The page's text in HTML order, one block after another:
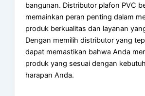
bangunan. Distributor plafon PVC
memainkan peran penting dalam
produk berkualitas dan layanan
Dengan memilih distributor yang
dapat memastikan bahwa Anda
produk yang sesuai dengan
harapan Anda.